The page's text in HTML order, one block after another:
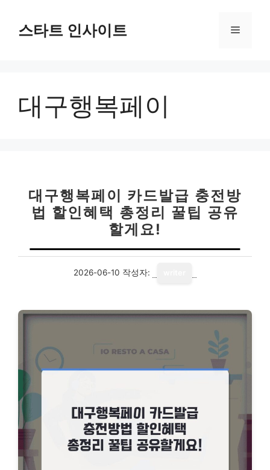
스타트 인사이트 메
대구행복페이
대구행복페이 카드발급 충전방
법 할인혜택 총정리 꿀팁 공유
할게요!
2026-06-10 작성자: